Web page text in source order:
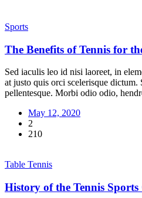
Sports
The Benefits of Tennis for
Sed iaculis leo id nisi laoreet, in
at justo quis orci scelerisque dictum.
pellentesque. Morbi odio odio,
May 12, 2020
2
210
Table Tennis
History of the Tennis Sports